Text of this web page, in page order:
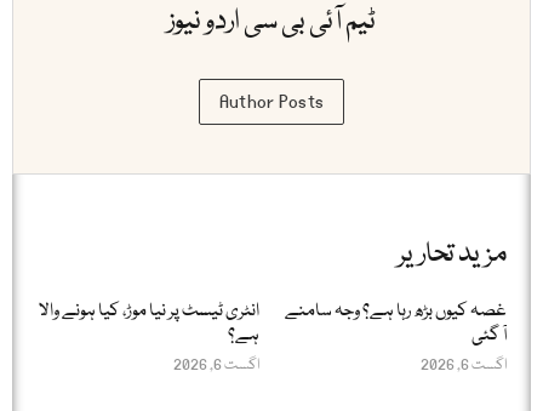
ٹیم آئی بی سی اردو نیوز
Author Posts
مزید تحاریر
غصہ کیوں بڑھ رہا ہے؟ وجہ سامنے
آ گئی
اگست 6, 2026
انٹری ٹیسٹ پر نیا موڑ، کیا ہونے والا
ہے؟
اگست 6, 2026